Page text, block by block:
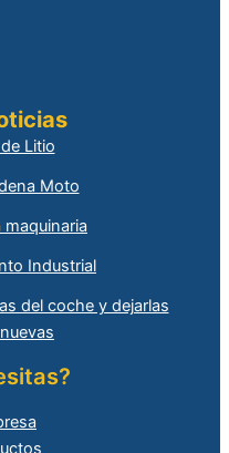
Litio
Moto
maquinaria
Industrial
del coche y dejarlas